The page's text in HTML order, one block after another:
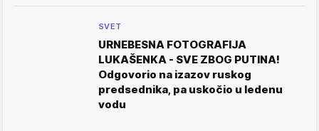
SVET
URNEBESNA FOTOGRAFIJA
LUKAŠENKA - SVE ZBOG PUTINA!
Odgovorio na izazov ruskog
predsednika, pa uskočio u ledenu
vodu